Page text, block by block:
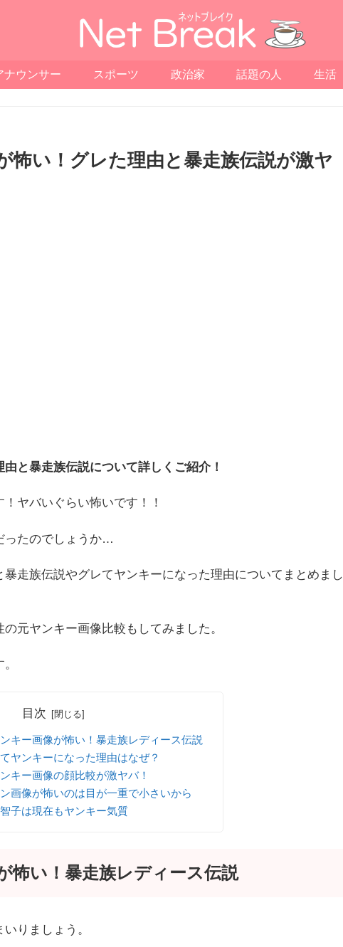
ナウンサー スポーツ 政治家 話題の人 生活
怖い！グレた理由と暴走族伝説が激ヤ
と暴走族伝説について詳しくご紹介！
ヤバいぐらい怖いです！！
ったのでしょうか…
走族伝説やグレてヤンキーになった理由についてまとめまし
元ヤンキー画像比較もしてみました。
目次
キー画像が怖い！暴走族レディース伝説
ヤンキーになった理由はなぜ？
キー画像の顔比較が激ヤバ！
画像が怖いのは目が一重で小さいから
子は現在もヤンキー気質
怖い！暴走族レディース伝説
りましょう。